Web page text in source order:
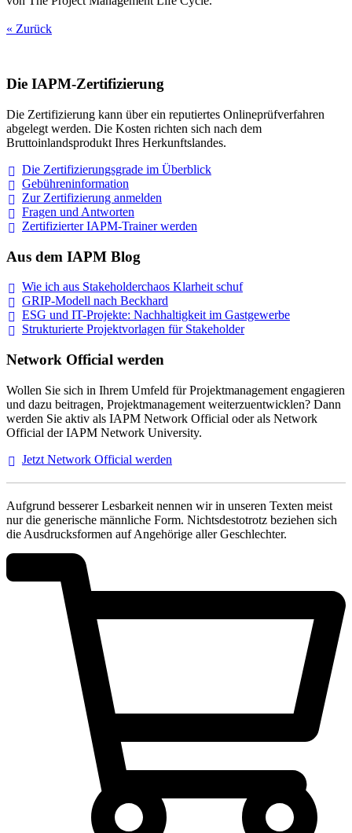
« Zurück
Die IAPM-Zertifizierung
Die Zertifizierung kann über ein reputiertes Onlineprüfverfahren
abgelegt werden. Die Kosten richten sich nach dem
Bruttoinlandsprodukt Ihres Herkunftslandes.
Die Zertifizierungsgrade im Überblick
Gebühreninformation
Zur Zertifizierung anmelden
Fragen und Antworten
Zertifizierter IAPM-Trainerwerden
Aus dem IAPM Blog
Wie ich aus Stakeholderchaos Klarheit schuf
GRIP-Modell nach Beckhard
ESG und IT-Projekte: Nachhaltigkeit im Gastgewerbe
Strukturierte Projektvorlagen für Stakeholder
Network Official werden
Wollen Sie sich in Ihrem Umfeld für Projektmanagement engagieren
und dazu beitragen, Projektmanagement weiterzuentwicklen? Dann
werden Sie aktiv als IAPM Network Official oder als Network
Official der IAPM Network University.
Jetzt Network Official werden
Aufgrund besserer Lesbarkeit nennen wir in unseren Texten meist
nur die generische männliche Form. Nichtsdestotrotz beziehen sich
die Ausdrucksformen auf Angehörige aller Geschlechter.